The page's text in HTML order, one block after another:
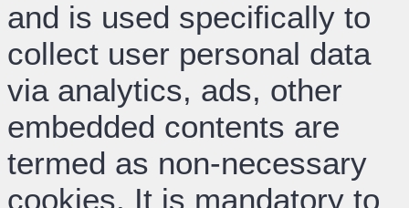
and is used specifically to
collect user personal data
via analytics, ads, other
embedded contents are
termed as non-necessary
cookies. It is mandatory to